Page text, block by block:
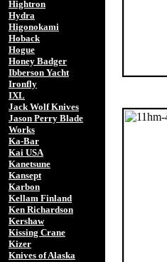
Hightron
Hydra
Higonokami
Hoback
Hogue
Honey Badger
Ibberson Yacht
Ironfly
IXL
Jack Wolf Knives
Jason Perry Blade
Works
Ka-Bar
Kai USA
Kanetsune
Kansept
Karbon
Kellam Finland
Ken Richardson
Kershaw
Kissing Crane
Kizer
Knives of Alaska